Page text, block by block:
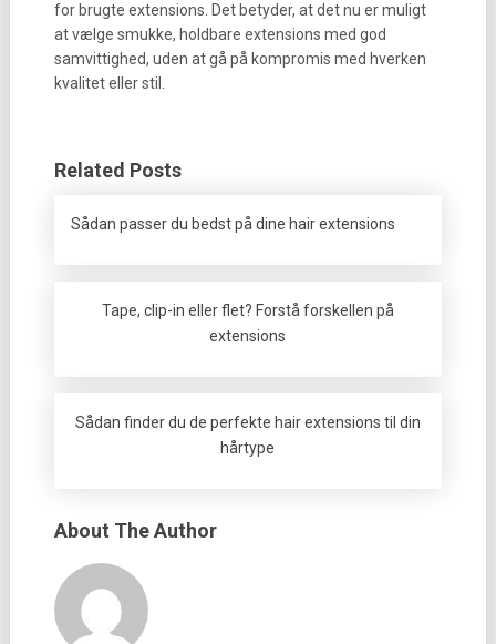
for brugte extensions. Det betyder, at det nu er muligt
at vælge smukke, holdbare extensions med god
samvittighed, uden at gå på kompromis med hverken
kvalitet eller stil.
Related Posts
Sådan passer du bedst på dine hair extensions
Tape, clip-in eller flet? Forstå forskellen på
extensions
Sådan finder du de perfekte hair extensions til din
hårtype
About The Author